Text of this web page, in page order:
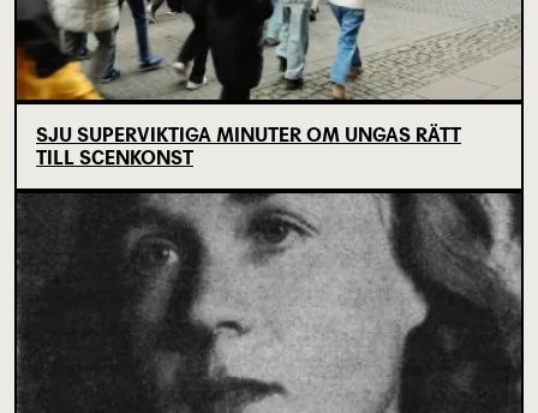
SJU SUPERVIKTIGA MINUTER OM UNGAS RÄTT
TILL SCENKONST